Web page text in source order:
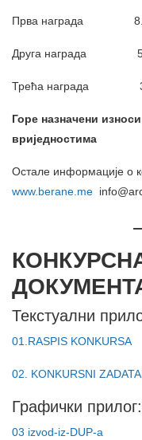
Прва награда
Друга награда
Трећа награда
Горе назначени
вриједностима
Остале информације о
www.berane.me
Текстуални
01.RASPIS KONKURSA
02. KONKURSNI
Графички прилог:
03 izvod-iz-DUP-a